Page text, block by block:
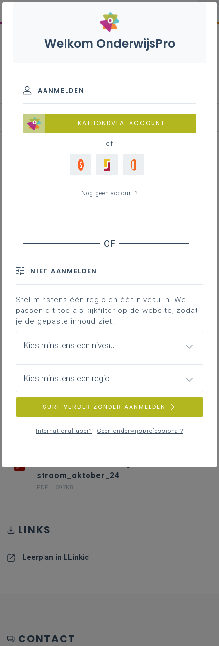
Leerplan
Hieronder vind je het leerplan als:
online leerplan, dat je via onze
DOWNLOADS
Basisoptie Economie en organisatie B-
WORD 406KB
stroom_oktober_24
PDF 597KB
LINKS
Leerplan in LLinkid
CONTACT
Welkom OnderwijsPro
AANMELDEN
KATHONDVLA-ACCOUNT
of
Nog geen account?
NIET AANMELDEN
Stel minstens één regio en één niveau in. We
passen dit toe als kijkfilter op de website, zodat
je de gepaste inhoud ziet.
Kies minstens een niveau
Kies minstens een regio
SURF VERDER ZONDER AANMELDEN
International user? Geen onderwijsprofessional?